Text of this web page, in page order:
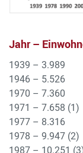
Jahr –
1939 – 3.989
1946 – 5.526
1970 – 7.360
1971 – 7.658 (1)
1977 – 8.316
1978 – 9.947 (2)
1987 – 10.251